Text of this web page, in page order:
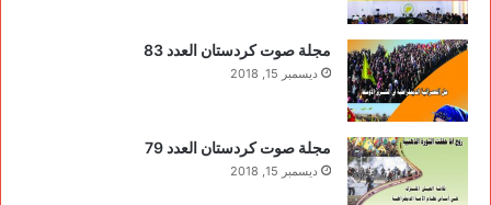
مجلة صوت كردستان العدد 83
ديسمبر 15, 2018
مجلة صوت كردستان العدد 79
ديسمبر 15, 2018